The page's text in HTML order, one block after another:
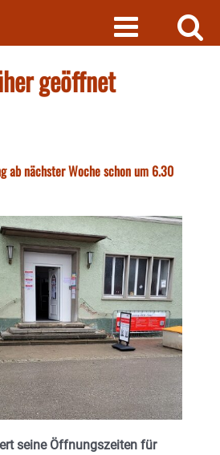
geöffnet
ab nächster Woche schon um 6.30
seine Öffnungszeiten für